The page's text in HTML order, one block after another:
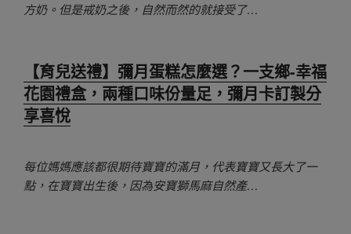
方奶。但是戒奶之後，自然而然的就接受了…
【育兒送禮】彌月蛋糕怎麼選？一支鄉-幸福
花園禮盒，兩種口味份量足，彌月卡訂製分
享喜悅
每位媽媽應該都很期待寶寶的滿月，代表寶寶又長大了一
點，在寶寶出生後，因為安寶獅馬麻自然產…